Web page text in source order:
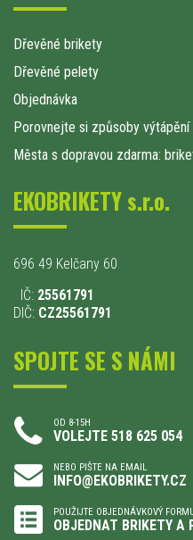
Dřevěné brikety
Dřevěné pelety
Objednávka
Porovnejte si způsoby výtápění
Města s dopravou zdarma:
EKOBRIKETY s.r.o.
696 49 Kelčany 60
IČ: 25561791
DIČ: CZ25561791
SPOJTE SE S NÁMI
OD 8-15H
VOLEJTE 518 625 054
NEBO PIŠTE NA EMAIL
INFO@EKOBRIKETY.CZ
POUŽIJTE OBJEDNÁVKOVÝ
OBJEDNAT BRIKETY A